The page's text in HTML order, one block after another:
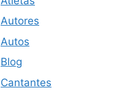
Autores
Autos
Blog
Cantantes